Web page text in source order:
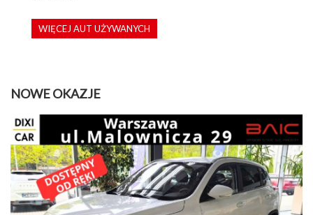
WIĘCEJ AUT UŻYWANYCH
NOWE OKAZJE